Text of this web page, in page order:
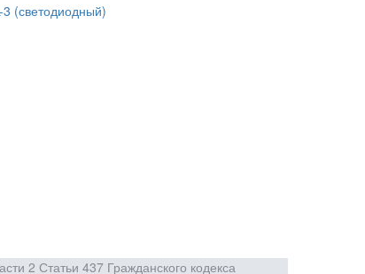
(светодиодный)
2 Статьи 437 Гражданского кодекса